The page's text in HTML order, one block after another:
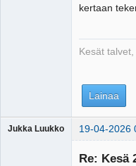
kertaan
Kesät
Lainaa
Jukka Luukko 19-04-2026
Re: Kesä